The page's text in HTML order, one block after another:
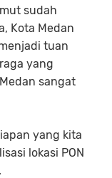
sudah
Kota Medan
tuan
yang
sangat
yang kita
lokasi PON